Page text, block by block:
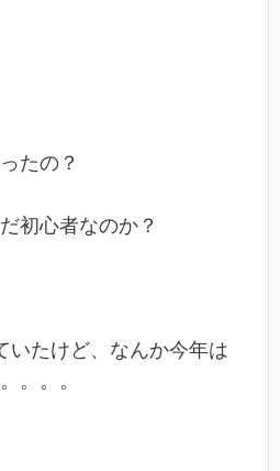
たの？
初心者なのか？
いたけど、なんか今年は
。。。